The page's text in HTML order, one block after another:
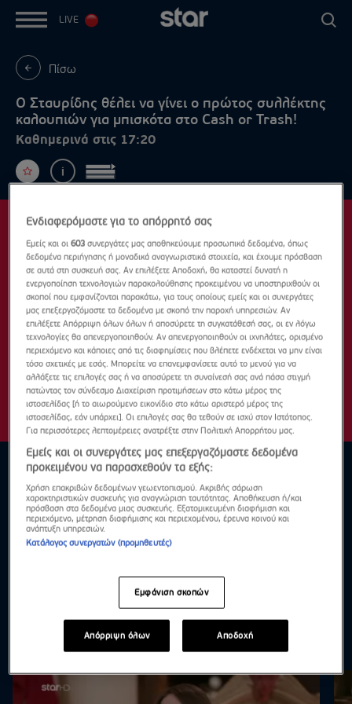
LIVE
Πίσω
Ο Σταυρίδης θέλει να γίνει ο πρώτος συλλέκτης
καλουπιών για μπισκότα στο Cash or Trash!
Καθημερινά στις 17:20
Highlights Δες τα όλα
Ενδιαφερόμαστε για το απόρρητό σας
Εμείς και οι603 συνεργάτες μας αποθηκεύουμε προσωπικά δεδομένα, όπως
δεδομένα περιήγησης ή μοναδικά αναγνωριστικά στοιχεία, και έχουμε πρόσβαση
σε αυτά στη συσκευή σας. Αν επιλέξετε Αποδοχή, θα καταστεί δυνατή η
ενεργοποίηση τεχνολογιών παρακολούθησης προκειμένου να υποστηριχθούν οι
σκοποί που εμφανίζονται παρακάτω, για τους οποίους εμείς και οι συνεργάτες
μας επεξεργαζόμαστε τα δεδομένα με σκοπό την παροχή υπηρεσιών. Αν
επιλέξετε Απόρριψη όλων όλων ή αποσύρετε τη συγκατάθεσή σας, οι εν λόγω
τεχνολογίες θα απενεργοποιηθούν. Αν απενεργοποιηθούν οι ιχνηλάτες, ορισμένο
περιεχόμενο και κάποιες από τις διαφημίσεις που βλέπετε ενδέχεται να μην είναι
τόσο σχετικές με εσάς. Μπορείτε να επανεμφανίσετε αυτό το μενού για να
αλλάξετε τις επιλογές σας ή να αποσύρετε τη συναίνεσή σας ανά πάσα στιγμή
πατώντας τον σύνδεσμο Διαχείριση προτιμήσεων στο κάτω μέρος της
ιστοσελίδας [ή το αιωρούμενο εικονίδιο στο κάτω αριστερό μέρος της
ιστοσελίδας, εάν υπάρχει]. Οι επιλογές σας θα τεθούν σε ισχύ στον Ιστότοπος.
Για περισσότερες λεπτομέρειες ανατρέξτε στην Πολιτική Απορρήτου μας.
Εμείς και οι συνεργάτες μας επεξεργαζόμαστε δεδομένα
προκειμένου να παρασχεθούν τα εξής:
Χρήση επακριβών δεδομένων γεωεντοπισμού. Ακριβής σάρωση
χαρακτηριστικών συσκευής για αναγνώριση ταυτότητας. Αποθήκευση ή/και
πρόσβαση στα δεδομένα μιας συσκευής. Εξατομικευμένη διαφήμιση και
περιεχόμενο, μέτρηση διαφήμισης και περιεχομένου, έρευνα κοινού και
ανάπτυξη υπηρεσιών.
Κατάλογος συνεργατών (προμηθευτές)
Εμφάνιση σκοπών
Απόρριψη όλων Αποδοχή